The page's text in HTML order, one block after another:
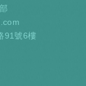
91號6樓